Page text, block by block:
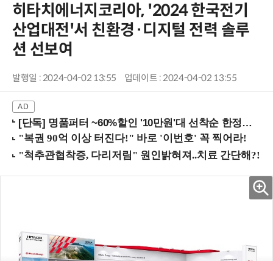
히타치에너지코리아, '2024 한국전기
산업대전'서 친환경·디지털 전력 솔루
션 선보여
발행일 : 2024-04-02 13:55 업데이트 : 2024-04-02 13:55
[단독] 명품퍼터 ~60%할인 '10만원'대 선착순 한정판매!